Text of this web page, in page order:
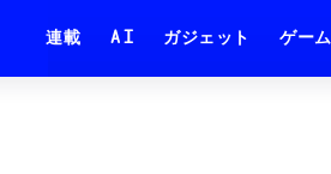
連載 AI ガジェット ゲーム